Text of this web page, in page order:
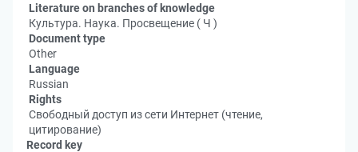
Literature on branches of knowledge
Культура. Наука. Просвещение ( Ч )
Document type
Other
Language
Russian
Rights
Свободный доступ из сети Интернет (чтение,
цитирование)
Record key